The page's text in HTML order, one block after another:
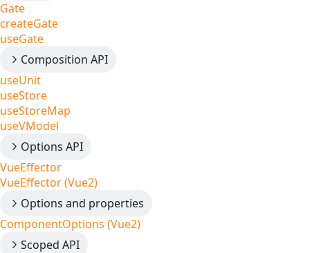
Gate
createGate
useGate
Composition API
useUnit
useStore
useStoreMap
useVModel
Options API
VueEffector
VueEffector (Vue2)
Options and properties
ComponentOptions (Vue2)
Scoped API